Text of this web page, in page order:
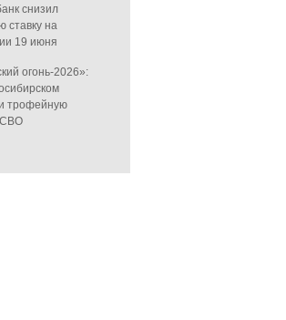
снизил
ставку на
19 июня
огонь-2026»:
трофейную
СВО